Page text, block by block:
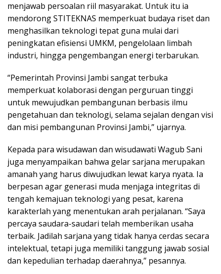
menjawab persoalan riil masyarakat. Untuk itu ia
mendorong STITEKNAS memperkuat budaya riset dan
menghasilkan teknologi tepat guna mulai dari
peningkatan efisiensi UMKM, pengelolaan limbah
industri, hingga pengembangan energi terbarukan.
“Pemerintah Provinsi Jambi sangat terbuka
memperkuat kolaborasi dengan perguruan tinggi
untuk mewujudkan pembangunan berbasis ilmu
pengetahuan dan teknologi, selama sejalan dengan visi
dan misi pembangunan Provinsi Jambi,” ujarnya.
Kepada para wisudawan dan wisudawati Wagub Sani
juga menyampaikan bahwa gelar sarjana merupakan
amanah yang harus diwujudkan lewat karya nyata. Ia
berpesan agar generasi muda menjaga integritas di
tengah kemajuan teknologi yang pesat, karena
karakterlah yang menentukan arah perjalanan. “Saya
percaya saudara-saudari telah memberikan usaha
terbaik. Jadilah sarjana yang tidak hanya cerdas secara
intelektual, tetapi juga memiliki tanggung jawab sosial
dan kepedulian terhadap daerahnya,” pesannya.